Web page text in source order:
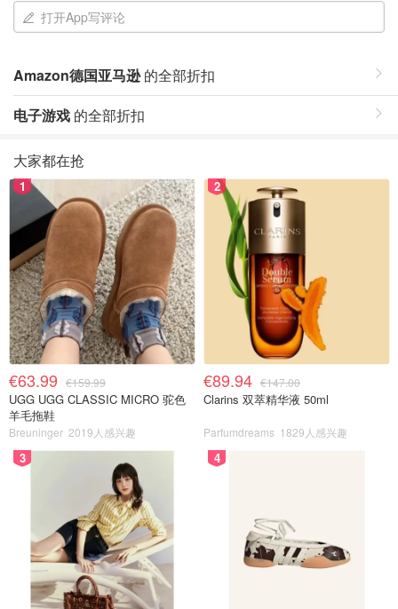
打开App写评论
Amazon德国亚马逊的全部折扣
电子游戏 的全部折扣
大家都在抢
1
€63.99 €159.99
UGG UGG CLASSIC MICRO 驼色
羊毛拖鞋
Breuninger 2019人感兴趣
2
€89.94 €147.00
Clarins 双萃精华液 50ml
Parfumdreams 1829人感兴趣
3 4